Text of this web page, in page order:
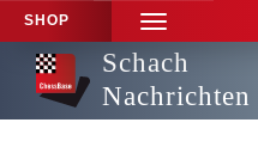
SHOP
TOGGLE
NAVIGATION
Schach
Nachrichten